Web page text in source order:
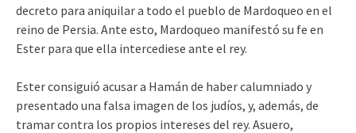
decreto para aniquilar a todo el pueblo de Mardoqueo en el
reino de Persia. Ante esto, Mardoqueo manifestó su fe en
Ester para que ella intercediese ante el rey.
Ester consiguió acusar a Hamán de haber calumniado y
presentado una falsa imagen de los judíos, y, además, de
tramar contra los propios intereses del rey. Asuero,